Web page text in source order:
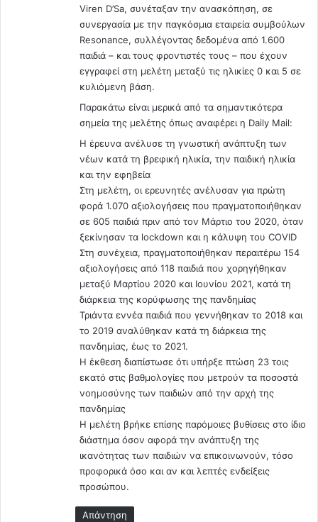
Viren D’Sa, συνέταξαν την ανασκόπηση, σε
συνεργασία με την παγκόσμια εταιρεία συμβούλων
Resonance, συλλέγοντας δεδομένα από 1.600
παιδιά – και τους φροντιστές τους – που έχουν
εγγραφεί στη μελέτη μεταξύ τις ηλικίες 0 και 5 σε
κυλιόμενη βάση.
Παρακάτω είναι μερικά από τα σημαντικότερα
σημεία της μελέτης όπως αναφέρει η Daily Mail:
Η έρευνα ανέλυσε τη γνωστική ανάπτυξη των
νέων κατά τη βρεφική ηλικία, την παιδική ηλικία
και την εφηβεία
Στη μελέτη, οι ερευνητές ανέλυσαν για πρώτη
φορά 1.070 αξιολογήσεις που πραγματοποιήθηκαν
σε 605 παιδιά πριν από τον Μάρτιο του 2020, όταν
ξεκίνησαν τα lockdown και η κάλυψη του COVID
Στη συνέχεια, πραγματοποιήθηκαν περαιτέρω 154
αξιολογήσεις από 118 παιδιά που χορηγήθηκαν
μεταξύ Μαρτίου 2020 και Ιουνίου 2021, κατά τη
διάρκεια της κορύφωσης της πανδημίας
Τριάντα εννέα παιδιά που γεννήθηκαν το 2018 και
το 2019 αναλύθηκαν κατά τη διάρκεια της
πανδημίας, έως το 2021.
Η έκθεση διαπίστωσε ότι υπήρξε πτώση 23 τοις
εκατό στις βαθμολογίες που μετρούν τα ποσοστά
νοημοσύνης των παιδιών από την αρχή της
πανδημίας
Η μελέτη βρήκε επίσης παρόμοιες βυθίσεις στο ίδιο
διάστημα όσον αφορά την ανάπτυξη της
ικανότητας των παιδιών να επικοινωνούν, τόσο
προφορικά όσο και αν και λεπτές ενδείξεις
προσώπου.
Απάντηση